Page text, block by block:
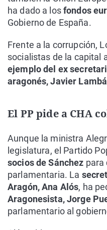
ha dado a losfondos
Gobierno de España.
Frente a la corrupción,
socialistas de la capital
ejemplo del ex
aragonés, Javier
El PP pide a CHA
Aunque la ministra
legislatura, el Partido
socios de Sánchez para
parlamentaria. La
Aragón, Ana Alós, ha
Aragonesista, Jorge
parlamentario al